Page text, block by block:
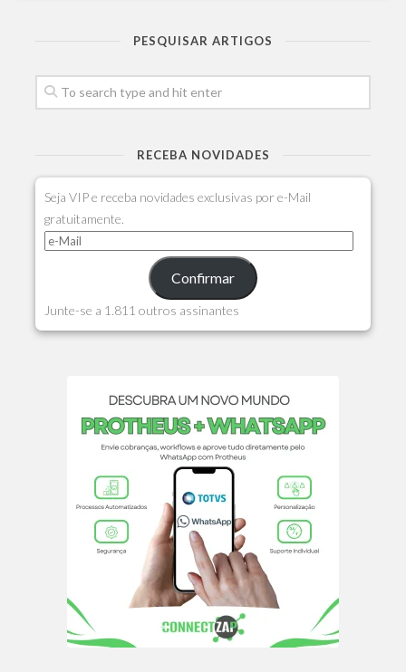
PESQUISAR ARTIGOS
RECEBA NOVIDADES
Seja VIP e receba novidades exclusivas por e-Mail
gratuitamente.
Confirmar
Junte-se a 1.811 outros assinantes